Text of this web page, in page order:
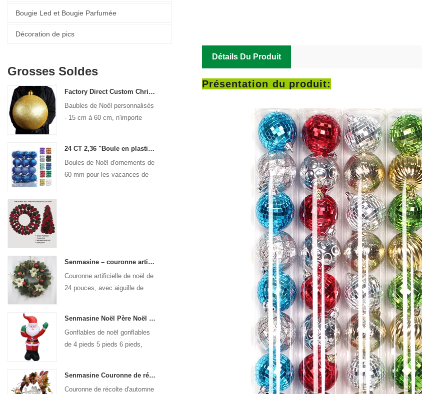
Bougie Led et Bougie Parfumée
Décoration de pics
Grosses Soldes
Factory Direct Custom Christmas Ball Big Ornaments grandes boules de 15 cm - 60 cm Boules de logo
Baubles de Noël personnalisés
- 15 cm à 60 cm, n'importe
24 CT 2,36 "Boule en plastique de Noël pour suspendre décorations d'ornement
Boules de Noël d'ornements de
60 mm pour les vacances de
Senmasine – couronne artificielle de noël de 24 pouces, avec aiguille de pin, pomme de pin, poinsettia, boule rouge, branche de baies dorées
Couronne artificielle de noël de
24 pouces, avec aiguille de
Senmasine Noël Père Noël Gonflable Blow Up Noël Gonflables Décoration Vacances Hiver Intérieur Extérieur
Gonflables de noël gonflables
de 4 pieds 5 pieds 6 pieds,
Senmasine Couronne de récolte d'automne de 24 pouces pour Thanksgiving avec signe Bonjour Feuilles de récolte d'automne Noeud à motif de citrouille de tournesol
Couronne de récolte d'automne
Détails Du Produit
Présentation du produit: